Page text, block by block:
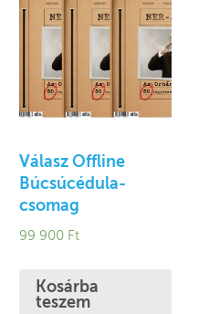
Válasz Offline
Búcsúcédula-
csomag
99 900 Ft
Kosárba
teszem